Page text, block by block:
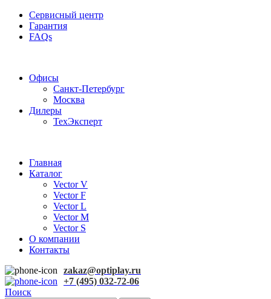
Сервисный центр
Гарантия
FAQs
Офисы
Санкт-Петербург
Москва
Дилеры
ТехЭксперт
Главная
Каталог
Vector V
Vector F
Vector L
Vector M
Vector S
О компании
Контакты
zakaz@optiplay.ru
+7 (495) 032-72-06
Поиск